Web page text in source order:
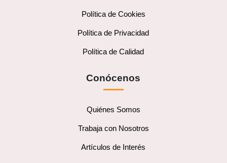
Política de Cookies
Política de Privacidad
Política de Calidad
Conócenos
Quiénes Somos
Trabaja con Nosotros
Artículos de Interés